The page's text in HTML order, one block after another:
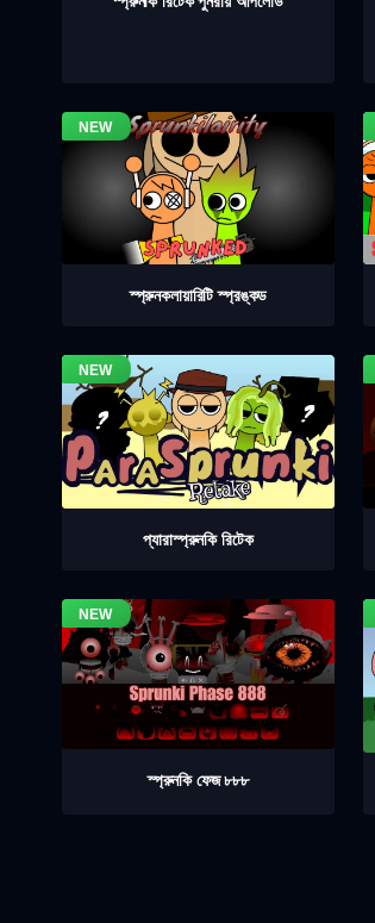
স্প্রুনকলায়ারিটি স্প্রঙ্কড
প্যারাস্প্রুনকি রিটেক
স্প্রুনকি ফেজ ৮৮৮